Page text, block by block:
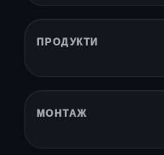
ПРОДУКТИ
МОНТАЖ